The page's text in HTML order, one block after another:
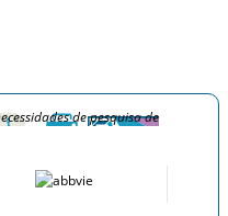
de pesquisa de